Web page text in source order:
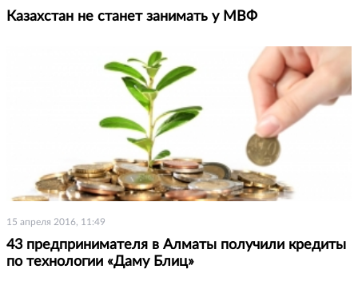
Казахстан не станет занимать у МВФ
15 апреля 2016, 11:49
43 предпринимателя в Алматы получили кредиты
по технологии «Даму Блиц»